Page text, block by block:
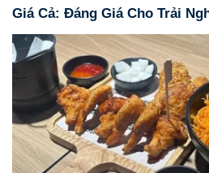
Giá Cả: Đáng Giá Cho Trải